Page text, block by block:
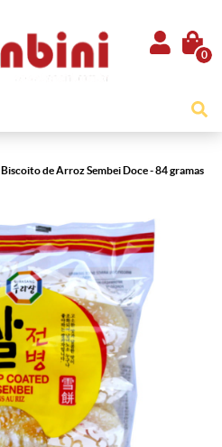
0
Biscoito de Arroz Sembei Doce - 84 gramas